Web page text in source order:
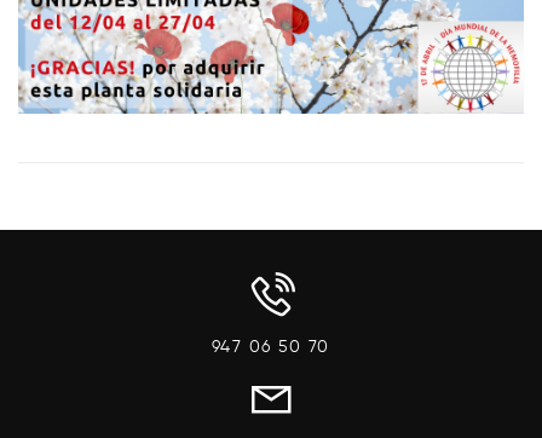
947 06 50 70